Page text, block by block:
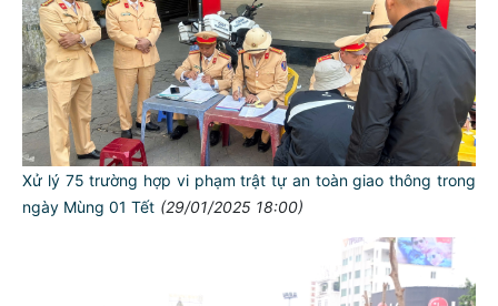
Xử lý 75 trường hợp vi phạm trật tự an toàn giao thông trong
ngày Mùng 01 Tết (29/01/2025 18:00)